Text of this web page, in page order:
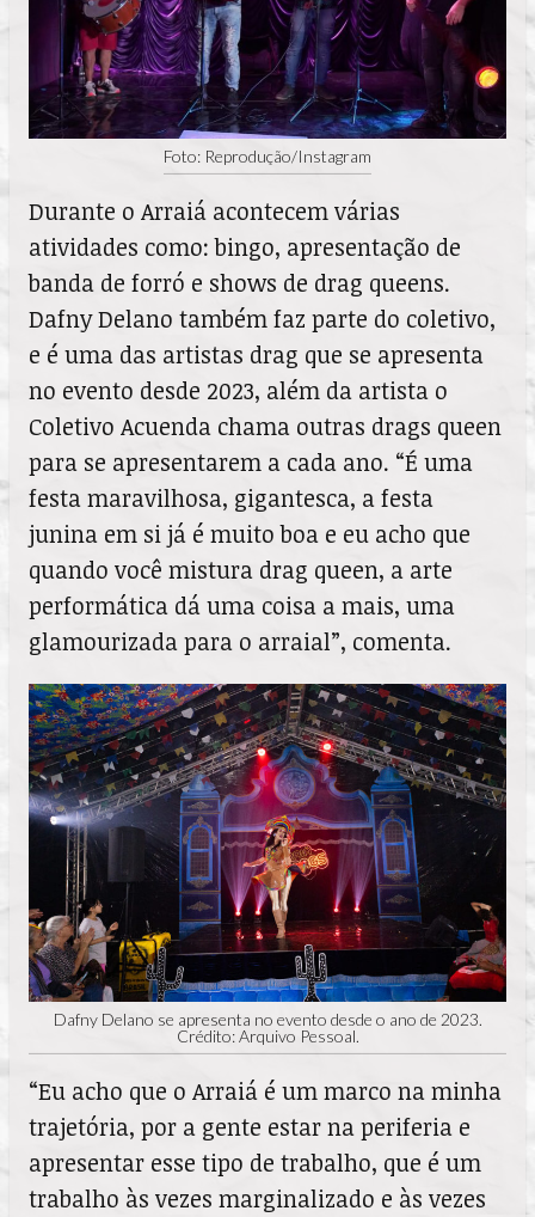
Foto: Reprodução/Instagram
Durante o Arraiá acontecem várias
atividades como: bingo, apresentação de
banda de forró e shows de drag queens.
Dafny Delano também faz parte do coletivo,
e é uma das artistas drag que se apresenta
no evento desde 2023, além da artista o
Coletivo Acuenda chama outras drags queen
para se apresentarem a cada ano. “É uma
festa maravilhosa, gigantesca, a festa
junina em si já é muito boa e eu acho que
quando você mistura drag queen, a arte
performática dá uma coisa a mais, uma
glamourizada para o arraial”, comenta.
Dafny Delano se apresenta no evento desde o ano de 2023.
Crédito: Arquivo Pessoal.
“Eu acho que o Arraiá é um marco na minha
trajetória, por a gente estar na periferia e
apresentar esse tipo de trabalho, que é um
trabalho às vezes marginalizado e às vezes